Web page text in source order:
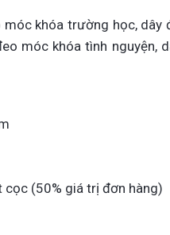
khóa trường học, dây
móc khóa tình nguyện,
(50% giá trị đơn hàng)